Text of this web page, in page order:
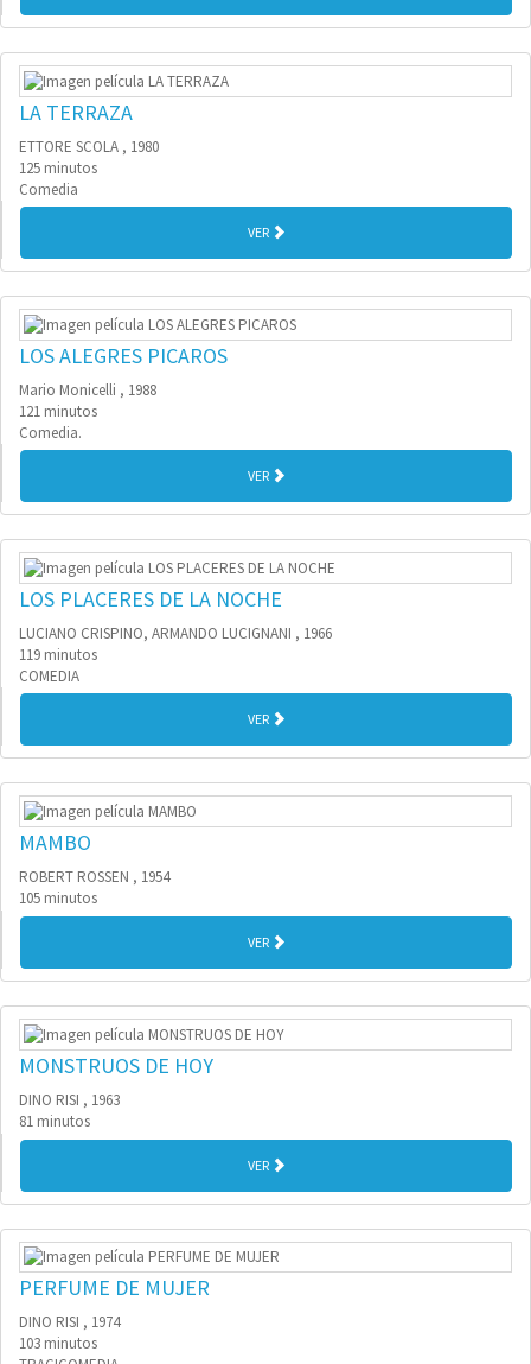
LA TERRAZA
ETTORE SCOLA , 1980
125 minutos
Comedia
VER
LOS ALEGRES PICAROS
Mario Monicelli , 1988
121 minutos
Comedia.
VER
LOS PLACERES DE LA NOCHE
LUCIANO CRISPINO, ARMANDO LUCIGNANI , 1966
119 minutos
COMEDIA
VER
MAMBO
ROBERT ROSSEN , 1954
105 minutos
VER
MONSTRUOS DE HOY
DINO RISI , 1963
81 minutos
VER
PERFUME DE MUJER
DINO RISI , 1974
103 minutos